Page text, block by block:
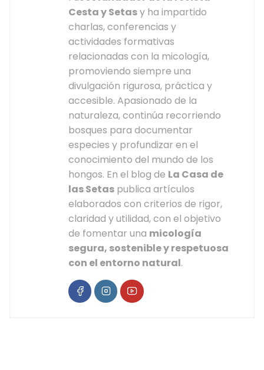
Cesta y Setasy ha impartido
charlas, conferencias y
actividades formativas
relacionadas con la micología,
promoviendo siempre una
divulgación rigurosa, práctica y
accesible. Apasionado de la
naturaleza, continúa recorriendo
bosques para documentar
especies y profundizar en el
conocimiento del mundo de los
hongos. En el blog de La Casa de
las Setas publica artículos
elaborados con criterios de rigor,
claridad y utilidad, con el objetivo
de fomentar una micología
segura, sostenible y respetuosa
con el entorno natural.